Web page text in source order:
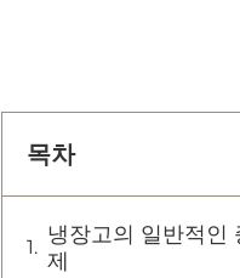
목차
냉장고의 일반적인
제